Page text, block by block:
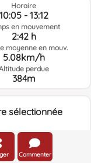
Horaire
10:05 - 13:12
en mouvement
2:42 h
moyenne en mouv.
5.08km/h
perdue
384m
sélectionnée
Commenter